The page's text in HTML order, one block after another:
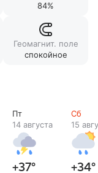
84%
Геомагнит. поле
спокойное
Пт
14 августа
+37°
Сб
15
+34°